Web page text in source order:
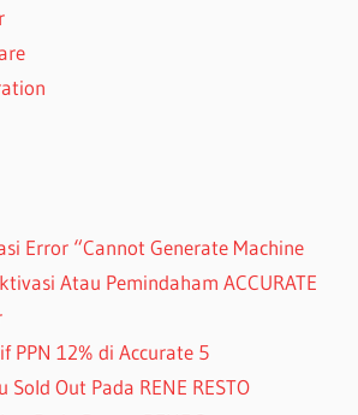
Error “Cannot Generate Machine
Atau Pemindaham ACCURATE
PPN 12% di Accurate 5
Sold Out Pada RENE RESTO